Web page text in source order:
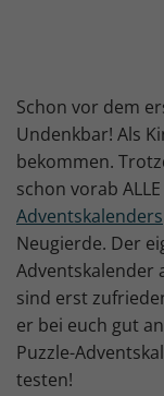
Schon vor dem
Undenkbar! Als
bekommen.
schon vorab
Adventskalenders
Neugierde. Der
Adventskalender
sind erst
er bei euch gut
Puzzle-
testen!